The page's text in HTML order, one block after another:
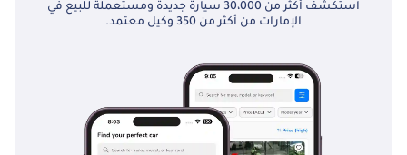
استكشف أكثر من 30،000 سيارة جديدة ومستعملة للبيع في
الإمارات من أكثر من 350 وكيل معتمد.